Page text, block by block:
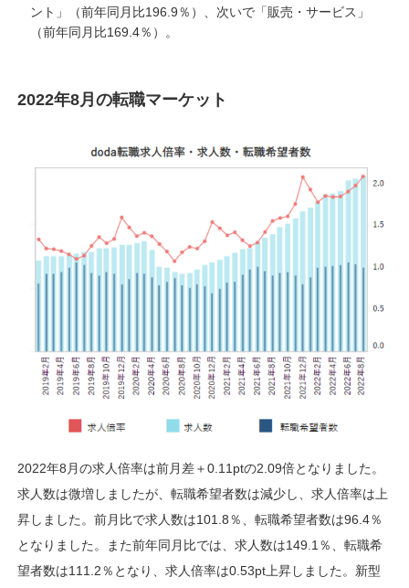
ント」（前年同月比196.9％）、次いで「販売・サービス」
（前年同月比169.4％）。
2022年8月の転職マーケット
2022年8月の求人倍率は前月差＋0.11ptの2.09倍となりました。
求人数は微増しましたが、転職希望者数は減少し、求人倍率は上
昇しました。前月比で求人数は101.8％、転職希望者数は96.4％
となりました。また前年同月比では、求人数は149.1％、転職希
望者数は111.2％となり、求人倍率は0.53pt上昇しました。新型